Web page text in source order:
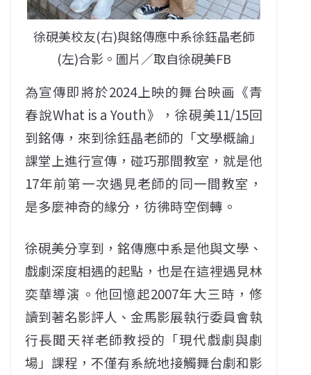
徐硯美校友(右)與銘傳應中系徐鈺晶老師
(左)合影。圖片／取自徐硯美FB
為宣傳即將於2024上映的舞台映画《青
春說What is a Youth》，徐硯美11/15回
到銘傳，來到徐鈺晶老師的「文學概論」
課堂上進行宣傳，碰巧那間教室，就是他
17年前第一次遇見老師的同一間教室，
是多麼神奇的緣分，彷彿時空倒轉。
徐硯美分享到，銘傳應中系是他與文學、
戲劇深度相遇的起點，也是在這裡遇見林
奕華導演。他回憶起2007年大三時，修
讀到著名影評人、金馬影展執行委員會執
行長聞天祥老師教授的「現代戲劇與劇
場」課程，不僅有系統地接觸舞台劇和影